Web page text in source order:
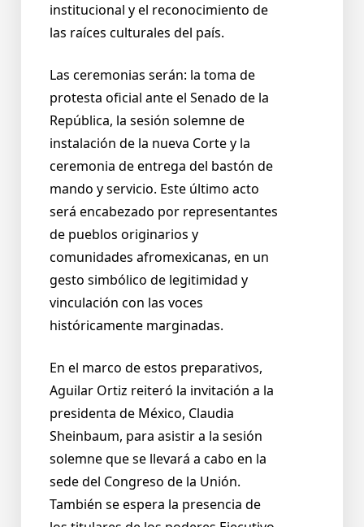
institucional y el reconocimiento de
las raíces culturales del país.
Las ceremonias serán: la toma de
protesta oficial ante el Senado de la
República, la sesión solemne de
instalación de la nueva Corte y la
ceremonia de entrega del bastón de
mando y servicio. Este último acto
será encabezado por representantes
de pueblos originarios y
comunidades afromexicanas, en un
gesto simbólico de legitimidad y
vinculación con las voces
históricamente marginadas.
En el marco de estos preparativos,
Aguilar Ortiz reiteró la invitación a la
presidenta de México, Claudia
Sheinbaum, para asistir a la sesión
solemne que se llevará a cabo en la
sede del Congreso de la Unión.
También se espera la presencia de